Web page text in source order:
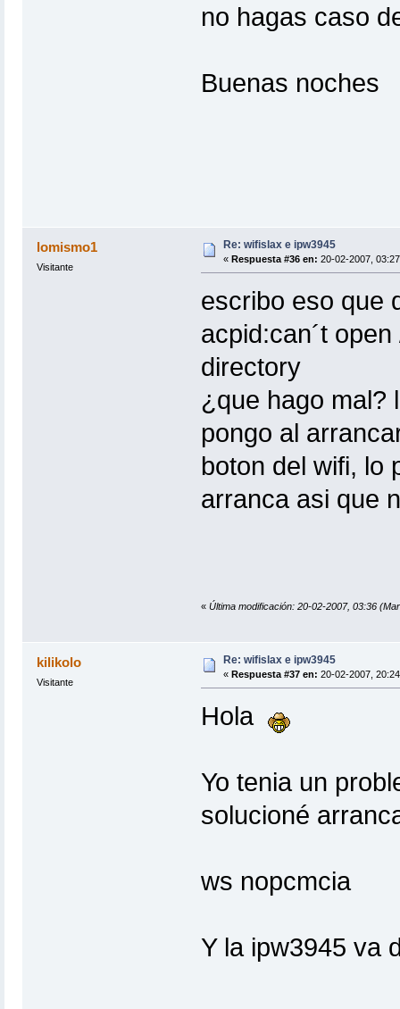
no hagas caso
Buenas noches
lomismo1
Visitante
Re: wifislax e ipw3945
« Respuesta #36 en: 20-02-2007,
escribo eso que
acpid:can´t
directory
¿que hago mal?
pongo al
boton del wifi, lo
arranca asi que
« Última modificación: 20-02-2007, 03:36
kilikolo
Visitante
Re: wifislax e ipw3945
« Respuesta #37 en: 20-02-2007,
Hola
Yo tenia un
solucioné
ws nopcmcia
Y la ipw3945 va